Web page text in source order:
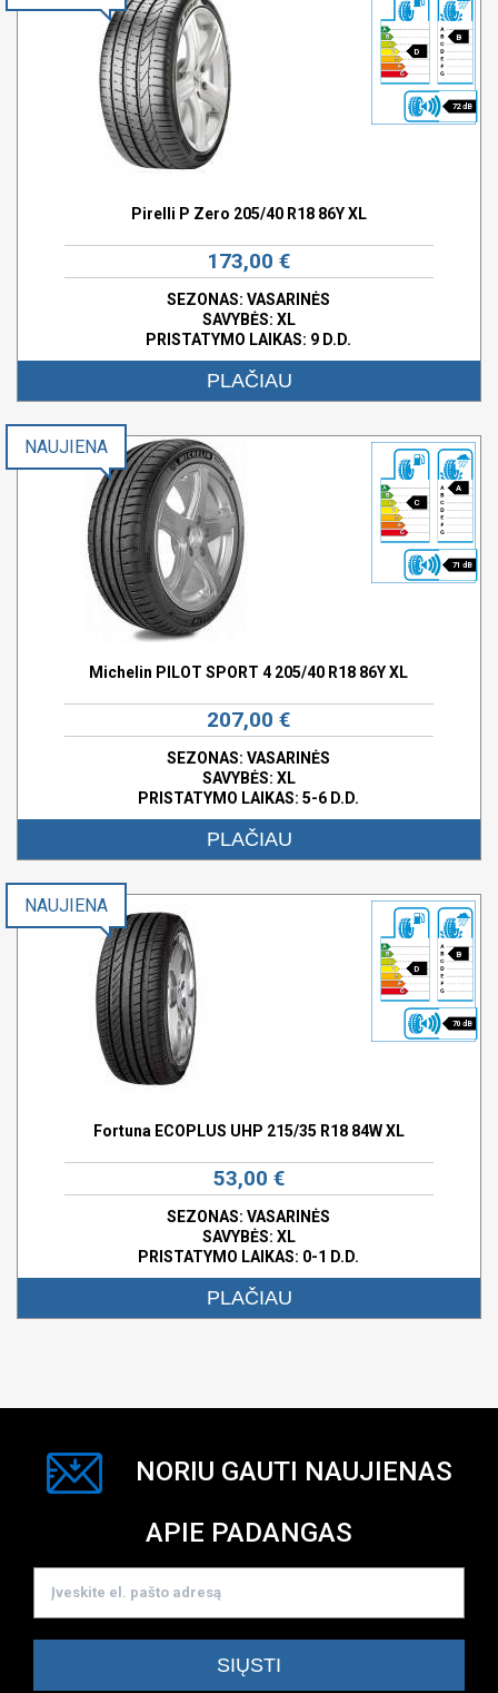
D
B
72 dB
Pirelli P Zero 205/40 R18 86Y XL
173,00 €
SEZONAS: VASARINĖS
SAVYBĖS: XL
PRISTATYMO LAIKAS: 9 D.D.
PLAČIAU
C
A
71 dB
NAUJIENA
Michelin PILOT SPORT 4 205/40 R18 86Y XL
207,00 €
SEZONAS: VASARINĖS
SAVYBĖS: XL
PRISTATYMO LAIKAS: 5-6 D.D.
PLAČIAU
D
B
70 dB
NAUJIENA
Fortuna ECOPLUS UHP 215/35 R18 84W XL
53,00 €
SEZONAS: VASARINĖS
SAVYBĖS: XL
PRISTATYMO LAIKAS: 0-1 D.D.
PLAČIAU
NORIU GAUTI NAUJIENAS
APIE PADANGAS